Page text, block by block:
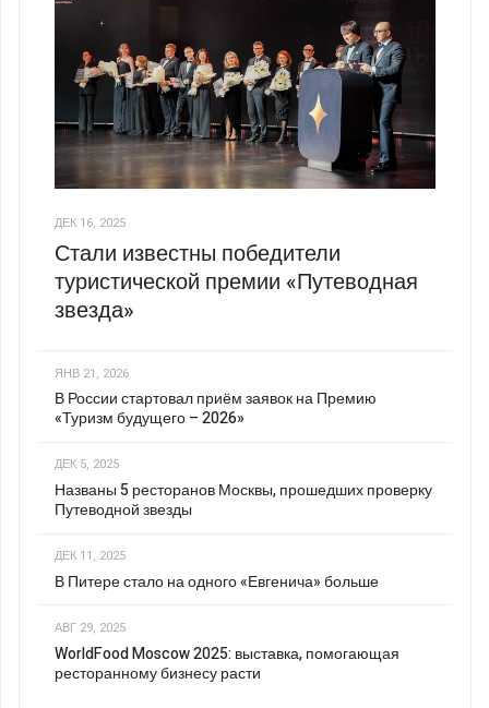
ДЕК 16, 2025
Стали известны победители
туристической премии «Путеводная
звезда»
ЯНВ 21, 2026
В России стартовал приём заявок на Премию
«Туризм будущего – 2026»
ДЕК 5, 2025
Названы 5 ресторанов Москвы, прошедших проверку
Путеводной звезды
ДЕК 11, 2025
В Питере стало на одного «Евгенича» больше
АВГ 29, 2025
WorldFood Moscow 2025: выставка, помогающая
ресторанному бизнесу расти